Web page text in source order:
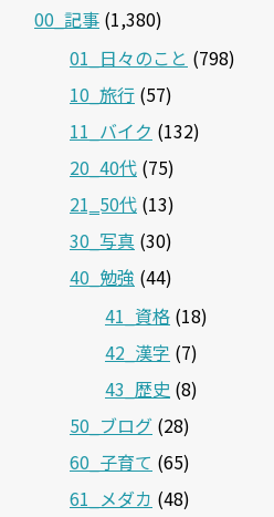
00_記事 (1,380)
01_日々のこと (798)
10_旅行 (57)
11_バイク (132)
20_40代 (75)
21‗50代 (13)
30_写真 (30)
40_勉強 (44)
41_資格 (18)
42_漢字 (7)
43_歴史 (8)
50_ブログ (28)
60_子育て (65)
61_メダカ (48)